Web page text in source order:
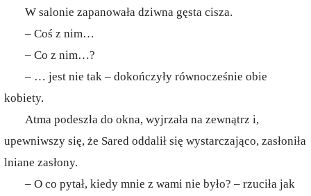
W salonie zapanowała dziwna gęsta cisza.
– Coś z nim…
– Co z nim…?
– … jest nie tak – dokończyły równocześnie obie
kobiety.
Atma podeszła do okna, wyjrzała na zewnątrz i,
upewniwszy się, że Sared oddalił się wystarczająco, zasłoniła
lniane zasłony.
– O co pytał, kiedy mnie z wami nie było? – rzuciła jak